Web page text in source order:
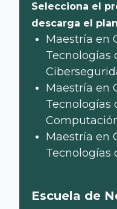
Selecciona el
descarga el
Maestría en
Tecnologías
Maestría en
Tecnologías
Maestría en
Tecnologías
Escuela de